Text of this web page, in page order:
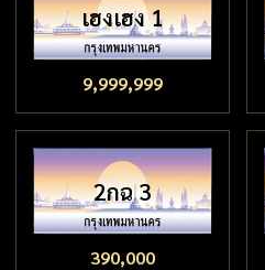
เฮงเฮง 1
9,999,999
2กฉ 3
390,000